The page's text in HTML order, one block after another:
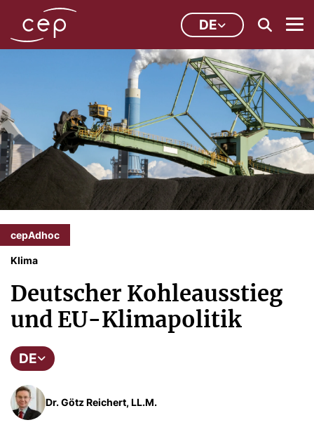
DE
cepAdhoc
Klima
Deutscher Kohleausstieg
und EU-Klimapolitik
DE
Dr. Götz Reichert, LL.M.